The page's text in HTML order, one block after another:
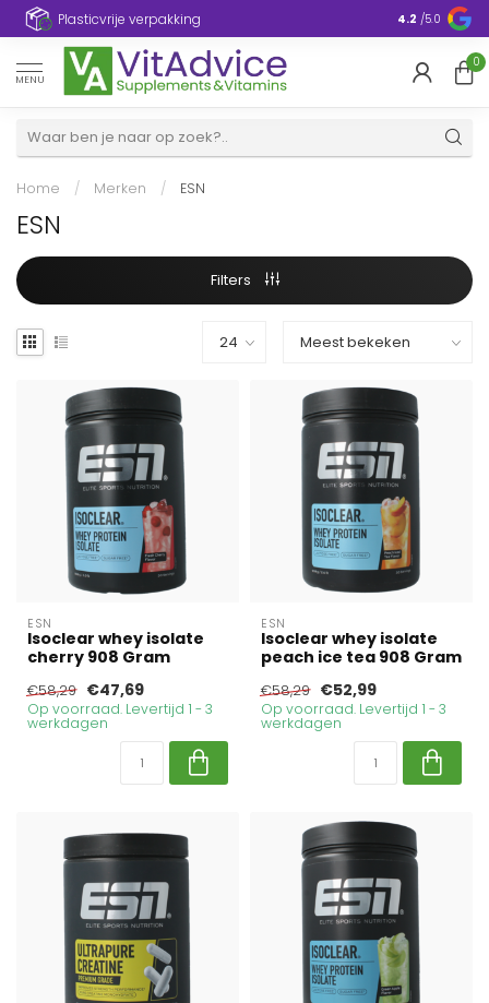
Plasticvrije verpakking 4.2 /5.0
MENU
0
Home / Merken / ESN
ESN
Filters
ESN
Isoclear whey isolate
cherry 908 Gram
€58,29 €47,69
Op voorraad. Levertijd 1 - 3
werkdagen
ESN
Isoclear whey isolate
peach ice tea 908 Gram
€58,29 €52,99
Op voorraad. Levertijd 1 - 3
werkdagen